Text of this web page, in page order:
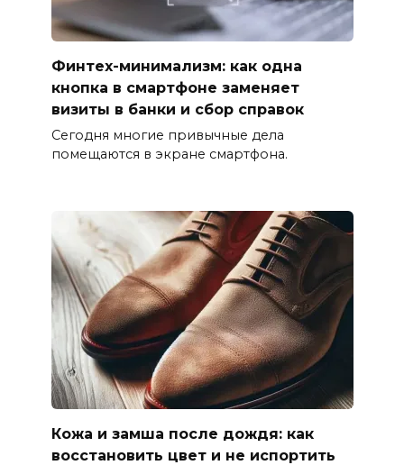
Финтех-минимализм: как одна
кнопка в смартфоне заменяет
визиты в банки и сбор справок
Сегодня многие привычные дела
помещаются в экране смартфона.
Кожа и замша после дождя: как
восстановить цвет и не испортить